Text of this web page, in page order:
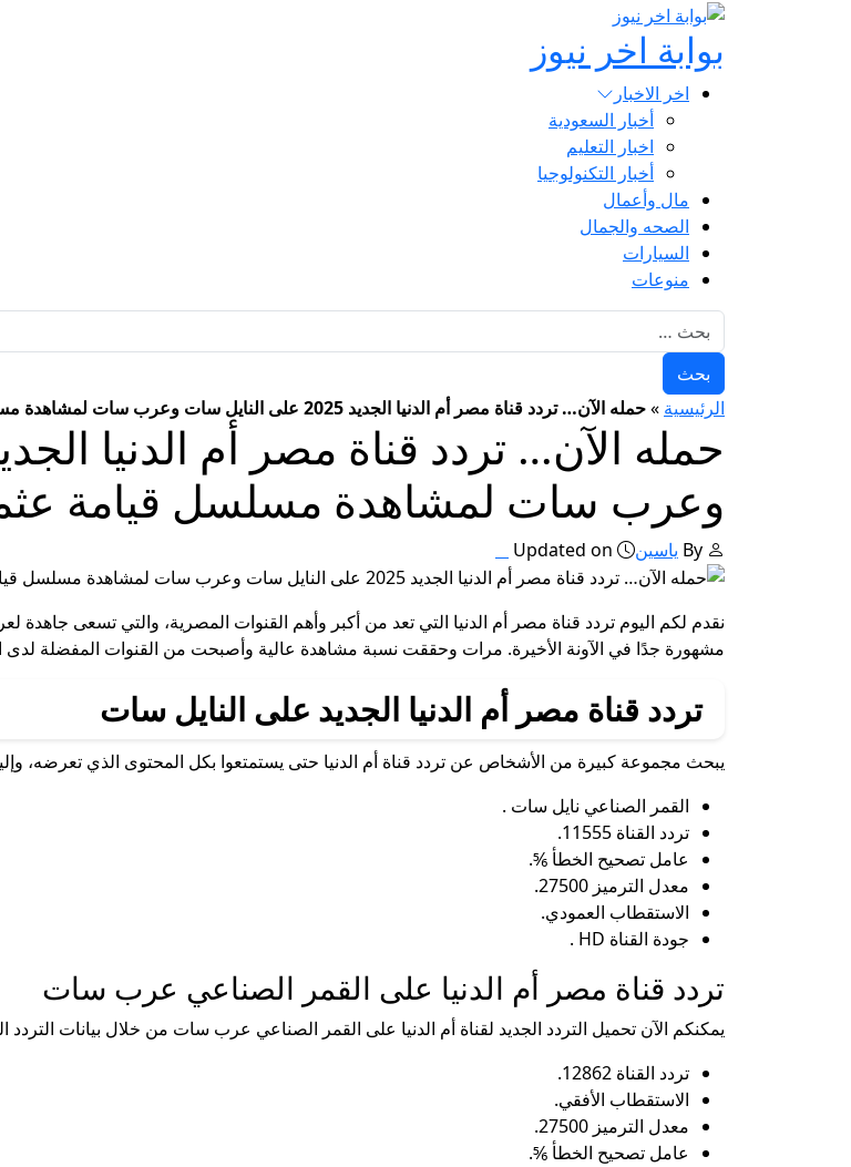
بوابة اخر نيوز
اخر الاخبار
أخبار السعودية
اخبار التعليم
أخبار التكنولوجيا
مال وأعمال
الصحه والجمال
السيارات
منوعات
الرئيسية »حمله الآن… تردد قناة مصر أم الدنيا الجديد 2025 على النايل سات وعرب سات لمشاهدة مسلسل قيامة عثمان
وعرب سات لمشاهدة مسلسل قيامة
By ياسين Updated on
نقدم لكم اليوم تردد قناة مصر أم الدنيا التي تعد من أكبر وأهم القنوات المصرية، والتي تسعى
مشهورة جدًا في الآونة الأخيرة. مرات وحققت نسبة مشاهدة عالية وأصبحت من القنوات المفضلة لدى
تردد قناة مصر أم الدنيا الجديد على النايل سات
يبحث مجموعة كبيرة من الأشخاص عن تردد قناة أم الدنيا حتى يستمتعوا بكل المحتوى الذي تعرضه،
القمر الصناعي نايل سات .
تردد القناة 11555.
عامل تصحيح الخطأ ⅚.
معدل الترميز 27500.
الاستقطاب العمودي.
جودة القناة HD .
تردد قناة مصر أم الدنيا على القمر الصناعي عرب سات
يمكنكم الآن تحميل التردد الجديد لقناة أم الدنيا على القمر الصناعي عرب سات من خلال بيانات التردد
تردد القناة 12862.
الاستقطاب الأفقي.
معدل الترميز 27500.
عامل تصحيح الخطأ ⅚.